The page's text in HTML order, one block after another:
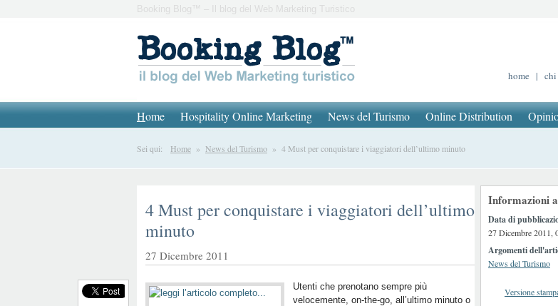
Booking Blog™ – Il blog del Web Marketing Turistico
home | chi
Home Hospitality Online Marketing News del Turismo Online Distribution
Sei qui: Home » News del Turismo » 4 Must per conquistare i viaggiatori dell’ultimo minuto
Informazioni
Data di
27 Dicembre 2011,
Argomenti
News del Turismo
Versione
4 Must per conquistare i viaggiatori dell’ultimo
minuto
27 Dicembre 2011
Utenti che prenotano sempre più
velocemente, on-the-go, all’ultimo minuto o